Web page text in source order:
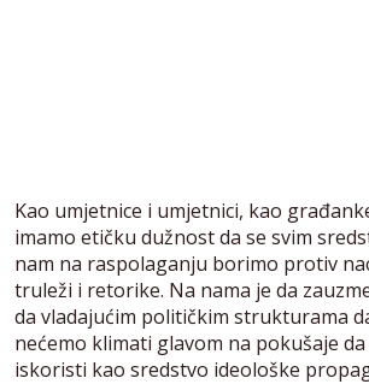
Kao umjetnice i umjetnici, kao
imamo etičku dužnost da se svim
nam na raspolaganju borimo protiv
truleži i retorike. Na nama je da
da vladajućim političkim strukturama
nećemo klimati glavom na pokušaje
iskoristi kao sredstvo ideološke